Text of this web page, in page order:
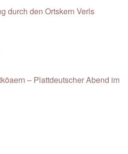
durch den Ortskern Verls
– Plattdeutscher Abend im